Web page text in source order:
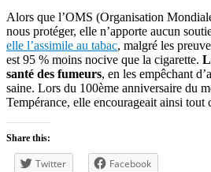
Alors que l’OMS (Organisation
nous protéger, elle n’apporte aucun
elle l’assimile au tabac, malgré les
est 95 % moins nocive que la cigarette.
santé des fumeurs, en les empêchant
saine. Lors du 100ème anniversaire du
Tempérance, elle encourageait ainsi tout
Share this:
Twitter Facebook